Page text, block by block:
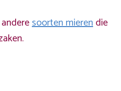
soorten mierendie